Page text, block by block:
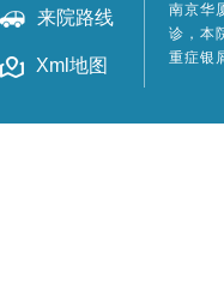
来院路线
Xml地图
南京华
诊，本
重症银